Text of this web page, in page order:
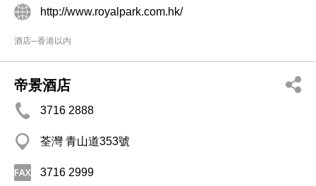
http://www.royalpark.com.hk/
酒店─香港以內
帝景酒店
3716 2888
荃灣 青山道353號
3716 2999